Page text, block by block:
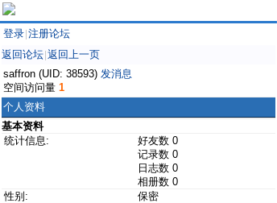
登录 注册论坛
返回论坛 返回上一页
saffron (UID: 38593) 发消息
空间访问量 1
个人资料
基本资料
统计信息:
好友数 0
记录数 0
日志数 0
相册数 0
性别:
保密